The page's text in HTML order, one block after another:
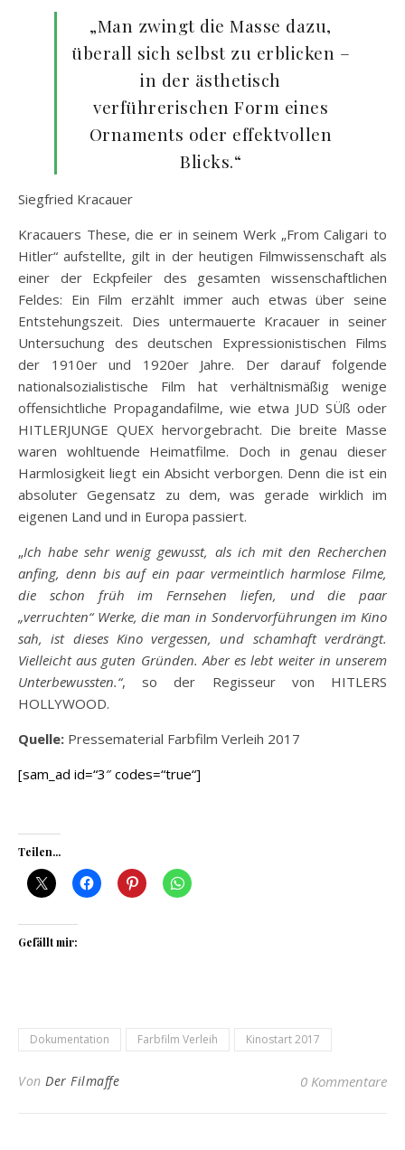
„Man zwingt die Masse dazu,
überall sich selbst zu erblicken –
in der ästhetisch
verführerischen Form eines
Ornaments oder effektvollen
Blicks.“
Siegfried Kracauer
Kracauers These, die er in seinem Werk „From Caligari to
Hitler“ aufstellte, gilt in der heutigen Filmwissenschaft als
einer der Eckpfeiler des gesamten wissenschaftlichen
Feldes: Ein Film erzählt immer auch etwas über seine
Entstehungszeit. Dies untermauerte Kracauer in seiner
Untersuchung des deutschen Expressionistischen Films
der 1910er und 1920er Jahre. Der darauf folgende
nationalsozialistische Film hat verhältnismäßig wenige
offensichtliche Propagandafilme, wie etwa JUD SÜß oder
HITLERJUNGE QUEX hervorgebracht. Die breite Masse
waren wohltuende Heimatfilme. Doch in genau dieser
Harmlosigkeit liegt ein Absicht verborgen. Denn die ist ein
absoluter Gegensatz zu dem, was gerade wirklich im
eigenen Land und in Europa passiert.
„Ich habe sehr wenig gewusst, als ich mit den Recherchen
anfing, denn bis auf ein paar vermeintlich harmlose Filme,
die schon früh im Fernsehen liefen, und die paar
„verruchten“ Werke, die man in Sondervorführungen im Kino
sah, ist dieses Kino vergessen, und schamhaft verdrängt.
Vielleicht aus guten Gründen. Aber es lebt weiter in unserem
Unterbewussten.“, so der Regisseur von HITLERS
HOLLYWOOD.
Quelle: Pressematerial Farbfilm Verleih 2017
[sam_ad id=“3″ codes=“true“]
Teilen...
Gefällt mir:
Dokumentation Farbfilm Verleih Kinostart 2017
Von Der Filmaffe 0 Kommentare